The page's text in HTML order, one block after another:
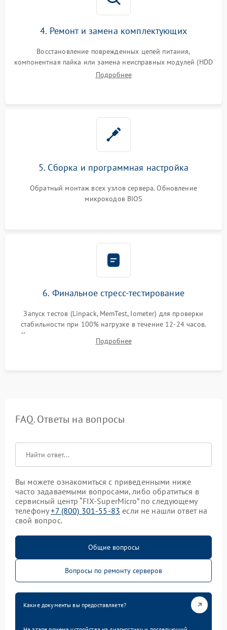
4. Ремонт и замена комплектующих
Восстановление поврежденных цепей питания,
компонентная пайка или замена неисправных модулей (HDD
Подробнее
5. Сборка и программная настройка
Обратный монтаж всех узлов сервера. Обновление
микрокодов BIOS
6. Финальное стресс-тестирование
Запуск тестов (Linpack, MemTest, Iometer) для проверки
стабильности при 100% нагрузке в течение 12-24 часов.
Контроль температурных режимов, проверка отсутствия
троттлинга и подготовка сервера к выдаче.
Подробнее
FAQ. Ответы на вопросы
Вы можете ознакомиться с приведенными ниже
часто задаваемыми вопросами, либо обратиться в
сервисный центр “FIX-SuperMicro” по следующему
телефону+7 (800) 301-55-83 если не нашли ответ на
свой вопрос.
Общие вопросы
Вопросы по ремонту серверов
Какие документы вы предоставляете?